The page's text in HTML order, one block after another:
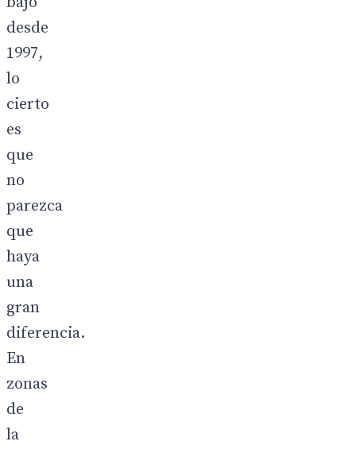
desde
1997,
lo
cierto
es
que
no
parezca
que
haya
una
gran
diferencia.
En
zonas
de
la